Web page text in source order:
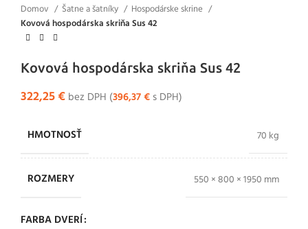
Domov Šatne a šatníky
Hospodárske skrine
Kovová hospodárska skriňa Sus 42
Kovová hospodárska skriňa Sus 42
322,25€ bez DPH (396,37€ s DPH)
HMOTNOSŤ 70 kg
ROZMERY 550 × 800 × 1950 mm
FARBA DVERÍ